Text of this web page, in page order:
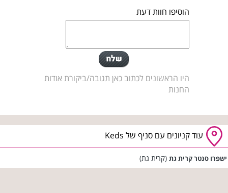
הוסיפו חוות דעת
היו הראשונים לכתוב כאן תגובה/ביקורת אודות
החנות
עוד קניונים עם סניף של Keds
ישפרו סנטר קרית גת (קרית גת)